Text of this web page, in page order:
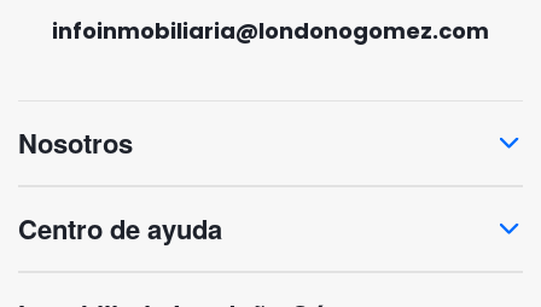
infoinmobiliaria@londonogomez.com
Nosotros
Centro de ayuda